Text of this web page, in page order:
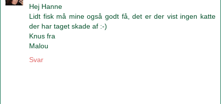
Hej Hanne
Lidt fisk må mine også godt få, det er der vist ingen katte
der har taget skade af :-)
Knus fra
Malou
Svar